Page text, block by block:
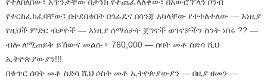
የተርከፈከፈባቸው፣ በተደበቁበት በጎራዴና በሳንጃ አካላቸው የተተለተለው — እነዚያ
የዚህች ምድር ብቃዮች — እነዚያ ሰማዕታት ጀግኖች ወገኖቻችን ስንት ነበሩ ?? —
ብሎ ለሚጠይቅ ይኸውና መልሱ ፦ 760,000 — ሰባት መቶ ስድሳ ሺህ
ኢትዮጵያውያን!!!
በቁጥር ሰባት መቶ ስድሳ ሺህ ሶስት መቶ ኢትዮጵያውያን — በዚያ ዘመን —